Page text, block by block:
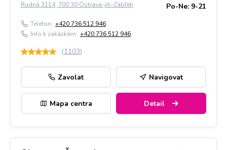
Rudná 3114, 700 30 Ostrava-jih-Zábřeh Po-Ne: 9-21
Telefon: +420 736 512 946
Info k zakázkám: +420 736 512 946
(1103)
Zavolat Navigovat
Mapa centra Detail